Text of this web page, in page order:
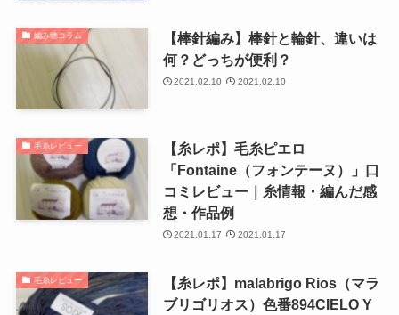
編み物コラム
【棒針編み】棒針と輪針、違いは
何？どっちが便利？
2021.02.10 2021.02.10
毛糸レビュー
【糸レポ】毛糸ピエロ
「Fontaine（フォンテーヌ）」口
コミレビュー｜糸情報・編んだ感
想・作品例
2021.01.17 2021.01.17
毛糸レビュー
【糸レポ】malabrigo Rios（マラ
ブリゴリオス）色番894CIELO Y